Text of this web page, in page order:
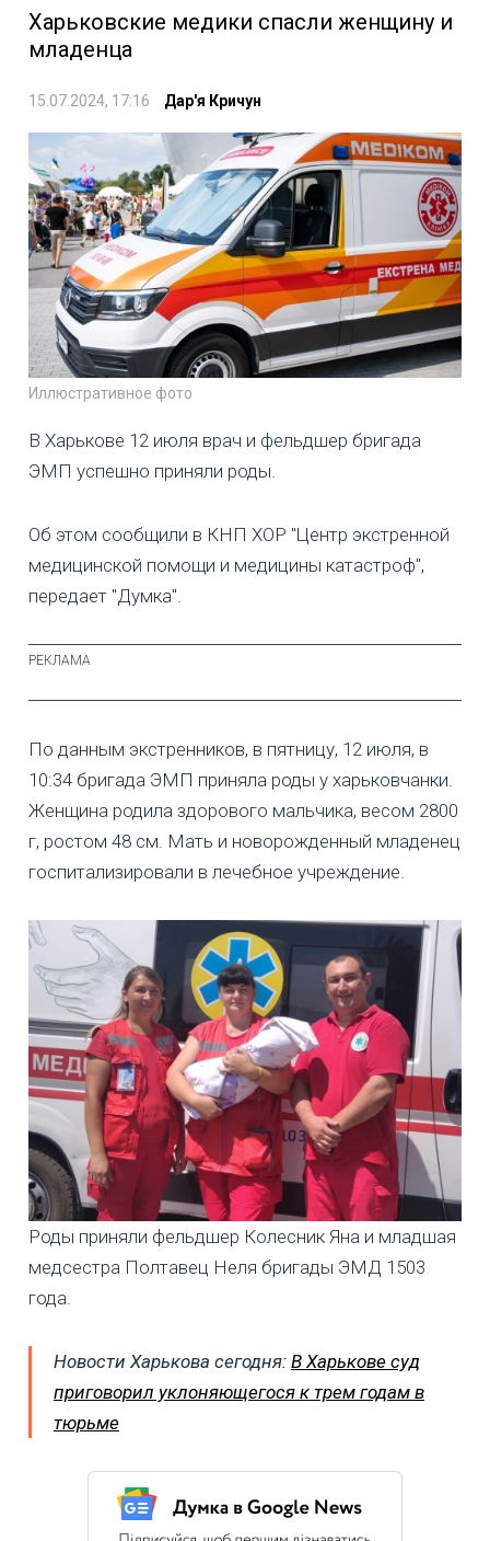
Харьковские медики спасли женщину и
младенца
15.07.2024, 17:16 Дар'я Кричун
Иллюстративное фото
В Харькове 12 июля врач и фельдшер бригада
ЭМП успешно приняли роды.
Об этом сообщили в КНП ХОР "Центр экстренной
медицинской помощи и медицины катастроф",
передает "Думка".
По данным экстренников, в пятницу, 12 июля, в
10:34 бригада ЭМП приняла роды у харьковчанки.
Женщина родила здорового мальчика, весом 2800
г, ростом 48 см. Мать и новорожденный младенец
госпитализировали в лечебное учреждение.
Роды приняли фельдшер Колесник Яна и младшая
медсестра Полтавец Неля бригады ЭМД 1503
года.
Новости Харькова сегодня: В Харькове суд
приговорил уклоняющегося к трем годам в
тюрьме